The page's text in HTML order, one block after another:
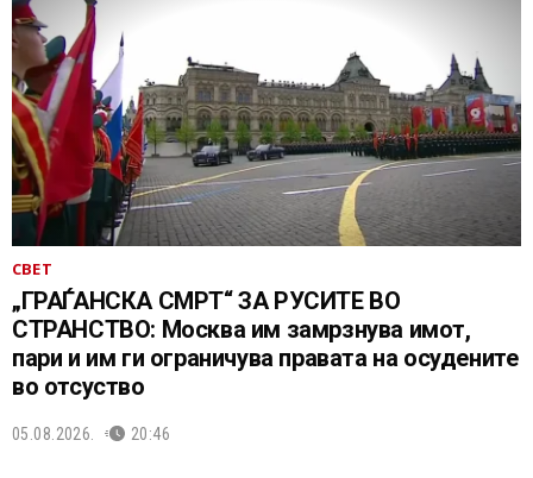
СВЕТ
„ГРАЃАНСКА СМРТ“ ЗА РУСИТЕ ВО
СТРАНСТВО: Москва им замрзнува имот,
пари и им ги ограничува правата на осудените
во отсуство
05.08.2026. 20:46